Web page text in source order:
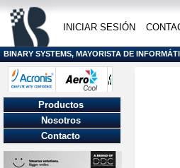
INICIAR SESIÓN
BINARY SYSTEMS, MAYORISTA DE
Productos
Nosotros
Contacto